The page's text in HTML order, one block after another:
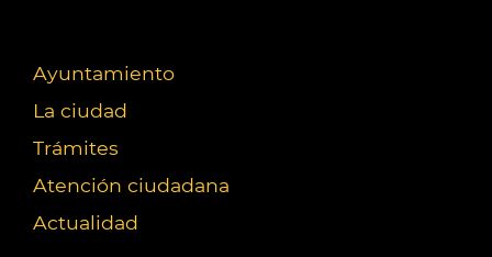
Ayuntamiento
La ciudad
Trámites
Atención ciudadana
Actualidad